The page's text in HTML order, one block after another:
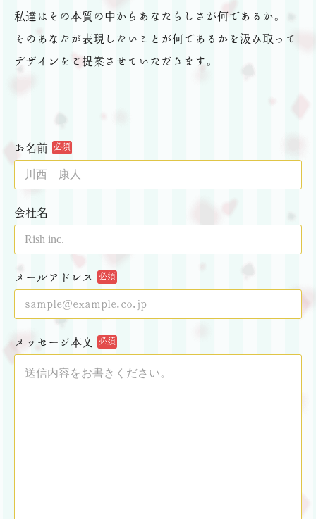
私達はその本質の中からあなたらしさが何であるか。
そのあなたが表現したいことが何であるかを汲み取って
デザインをご提案させていただきます。
お名前 必須
会社名
メールアドレス 必須
メッセージ本文 必須